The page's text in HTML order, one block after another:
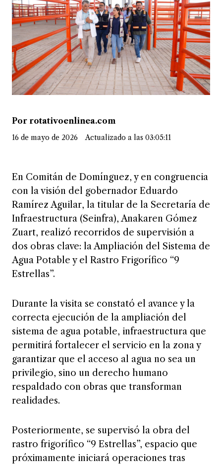
Por rotativoenlinea.com
16 de mayo de 2026 Actualizado a las 03:05:11
En Comitán de Domínguez, y en congruencia
con la visión del gobernador Eduardo
Ramírez Aguilar, la titular de la Secretaría de
Infraestructura (Seinfra), Anakaren Gómez
Zuart, realizó recorridos de supervisión a
dos obras clave: la Ampliación del Sistema de
Agua Potable y el Rastro Frigorífico “9
Estrellas”.
Durante la visita se constató el avance y la
correcta ejecución de la ampliación del
sistema de agua potable, infraestructura que
permitirá fortalecer el servicio en la zona y
garantizar que el acceso al agua no sea un
privilegio, sino un derecho humano
respaldado con obras que transforman
realidades.
Posteriormente, se supervisó la obra del
rastro frigorífico “9 Estrellas”, espacio que
próximamente iniciará operaciones tras